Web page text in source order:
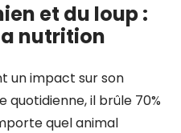
et du loup :
nutrition
un impact sur son
quotidienne, il brûle 70%
quel animal